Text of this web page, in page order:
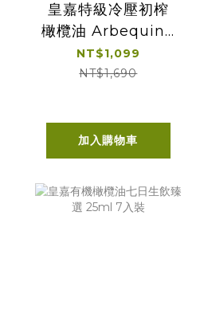
皇嘉特級冷壓初榨
橄欖油 Arbequina
500ml 單入經典提
盒
NT$1,099
NT$1,690
加入購物車